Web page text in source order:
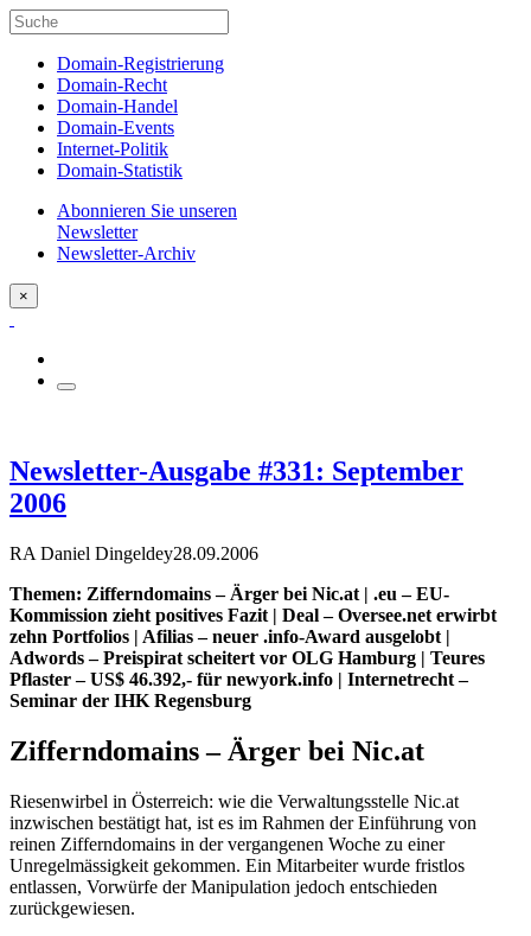
Domain-Registrierung
Domain-Recht
Domain-Handel
Domain-Events
Internet-Politik
Domain-Statistik
Abonnieren Sie unseren
Newsletter
Newsletter-Archiv
×
Newsletter-Ausgabe #331: September
2006
RA Daniel Dingeldey28.09.2006
Themen: Zifferndomains – Ärger bei Nic.at | .eu – EU-
Kommission zieht positives Fazit | Deal – Oversee.net erwirbt
zehn Portfolios | Afilias – neuer .info-Award ausgelobt |
Adwords – Preispirat scheitert vor OLG Hamburg | Teures
Pflaster – US$ 46.392,- für newyork.info | Internetrecht –
Seminar der IHK Regensburg
Zifferndomains – Ärger bei Nic.at
Riesenwirbel in Österreich: wie die Verwaltungsstelle Nic.at
inzwischen bestätigt hat, ist es im Rahmen der Einführung von
reinen Zifferndomains in der vergangenen Woche zu einer
Unregelmässigkeit gekommen. Ein Mitarbeiter wurde fristlos
entlassen, Vorwürfe der Manipulation jedoch entschieden
zurückgewiesen.